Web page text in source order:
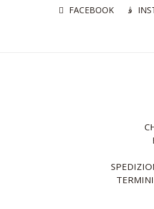
FACEBOOK